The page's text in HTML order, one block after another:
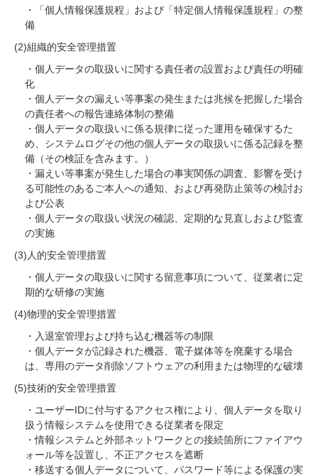
・「個人情報保護規程」および「特定個人情報保護規程」の整
備
(2)組織的安全管理措置
・個人データの取扱いに関する責任者の設置および責任の明確
化
・個人データの漏えい等事案の発生または兆候を把握した場合
の責任者への報告連絡体制の整備
・個人データの取扱いに係る規律に従った運用を確保するた
め、システムログその他の個人データの取扱いに係る記録を整
備（その検証を含みます。）
・漏えい等事案が発生した場合の事実関係の調査、影響を受け
る可能性のあるご本人への通知、および再発防止策等の検討お
よび公表
・個人データの取扱い状況の確認、定期的な見直しおよび監査
の実施
(3)人的安全管理措置
・個人データの取扱いに関する留意事項について、従業者に定
期的な研修の実施
(4)物理的安全管理措置
・入退室管理および持ち込む機器等の制限
・個人データが記録された機器、電子媒体等を廃棄する場合
は、専用のデータ削除ソフトウェアの利用または物理的な破壊
(5)技術的安全管理措置
・ユーザーIDに付与するアクセス権により、個人データを取り
扱う情報システムを使用できる従業者を限定
・情報システムと外部ネットワークとの接続箇所にファイアウ
ォール等を設置し、不正アクセスを遮断
・移送する個人データについて、パスワード等による保護の実